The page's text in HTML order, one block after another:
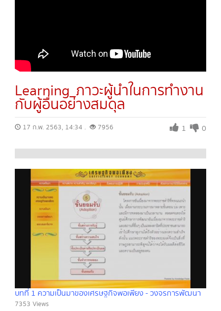
Learning_ภาวะผู้นำในการทำงาน
กับผู้อื่นอย่างสมดุล
17 ก.พ. 2563, 14:34 . 7956 1 0
บทที่ 1 ความเป็นมาของเศรษฐกิจพอเพียง - วงจรการพัฒนา
7353 Views